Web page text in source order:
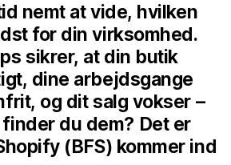
nemt at vide, hvilken
for din virksomhed.
sikrer, at din butik
dine arbejdsgange
og dit salg vokser –
du dem? Det er
(BFS) kommer ind